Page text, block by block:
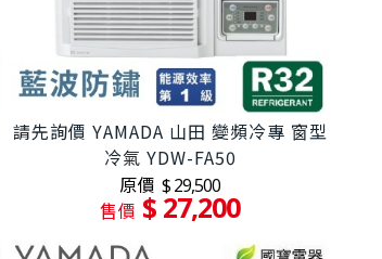
請先詢價 YAMADA 山田 變頻冷專 窗型
冷氣 YDW-FA50
原價 $ 29,500
售價 $ 27,200